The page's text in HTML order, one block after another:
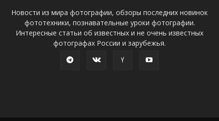
Новости из мира фотографии, обзоры последних новинок
фототехники, познавательные уроки фотографии.
Интересные статьи об известных и не очень известных
фотографах России и зарубежья.